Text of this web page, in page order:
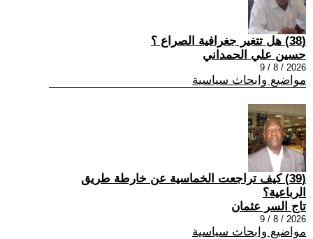
(38) هل تتغير جغرافية الصراع ؟
حسين علي الحمداني
2026 / 8 / 9
مواضيع وابحاث سياسية
(39) كيف تراجعت الخماسية عن خارطة طريق
الرباعية؟
تاج السر عثمان
2026 / 8 / 9
مواضيع وابحاث سياسية